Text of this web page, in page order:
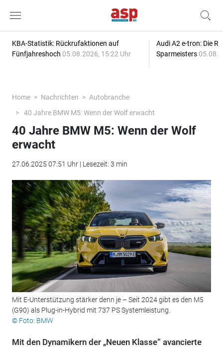
KBA-Statistik: Rückrufaktionen auf
Fünfjahreshoch 05.08.2026, 15:22 Uhr
Audi A2 e-tron: Die
Sparmeisters
Home Nachrichten
Autobranche
40 Jahre BMW M5: Wenn der Wolf erwacht
40 Jahre BMW M5: Wenn der Wolf
erwacht
27.06.2025 07:51 Uhr | Lesezeit: 3 min
Mit E-Unterstützung stärker denn je – Seit 2024 gibt es den M5
(G90) als Plug-in-Hybrid mit 737 PS Systemleistung.
© Foto: BMW
Mit den Dynamikern der „Neuen Klasse“ avancierte